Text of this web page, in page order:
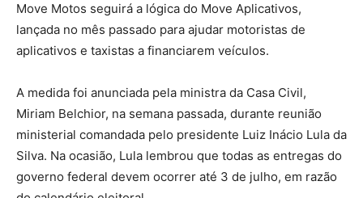
Move Motos seguirá a lógica do Move Aplicativos,
lançada no mês passado para ajudar motoristas de
aplicativos e taxistas a financiarem veículos.
A medida foi anunciada pela ministra da Casa Civil,
Miriam Belchior, na semana passada, durante reunião
ministerial comandada pelo presidente Luiz Inácio Lula da
Silva. Na ocasião, Lula lembrou que todas as entregas do
governo federal devem ocorrer até 3 de julho, em razão